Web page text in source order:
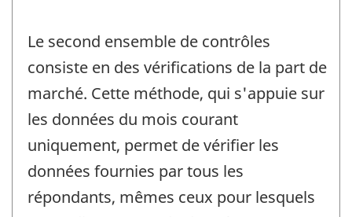
Le second ensemble de contrôles
consiste en des vérifications de la part de
marché. Cette méthode, qui s'appuie sur
les données du mois courant
uniquement, permet de vérifier les
données fournies par tous les
répondants, mêmes ceux pour lesquels